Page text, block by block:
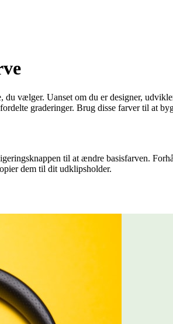
vælger. Uanset om du er designer,
graderinger. Brug disse farver til at
til at ændre basisfarven.
dem til dit udklipsholder.